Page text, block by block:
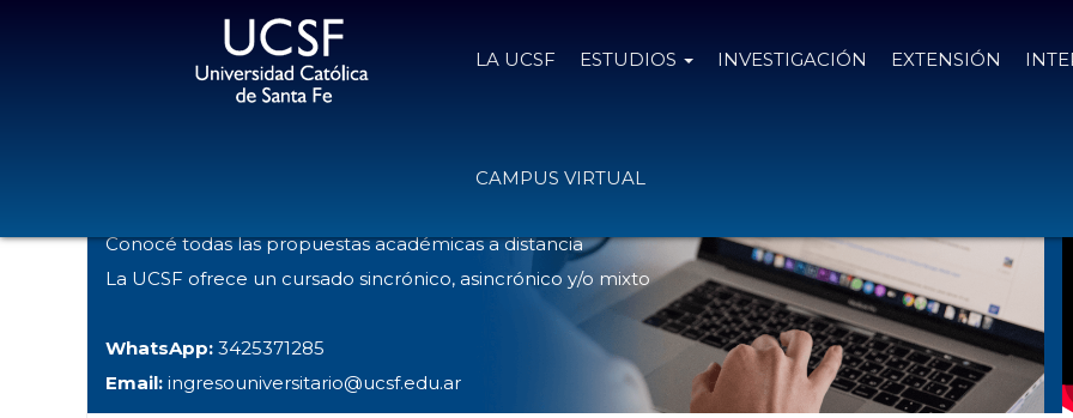
LA UCSF ESTUDIOS INVESTIGACIÓN EXTENSIÓN
CAMPUS VIRTUAL
Conocé todas las propuestas académicas a distancia
La UCSF ofrece un cursado sincrónico, asincrónico y/o mixto
WhatsApp: 3425371285
Email: ingresouniversitario@ucsf.edu.ar